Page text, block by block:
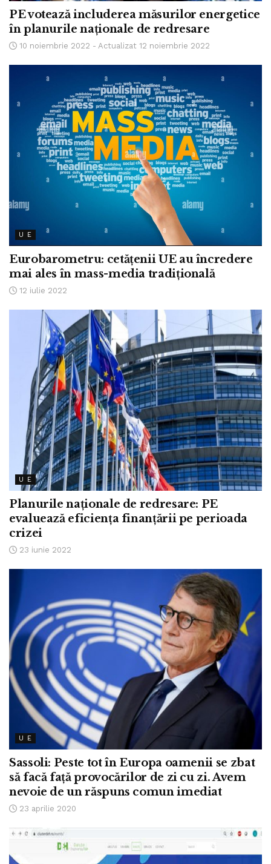
PE votează includerea măsurilor energetice
în planurile naționale de redresare
10 noiembrie 2022 - Actualizat 12 noiembrie 2022
U E
Eurobarometru: cetățenii UE au încredere
mai ales în mass-media tradițională
12 iulie 2022
U E
Planurile naționale de redresare: PE
evaluează eficiența finanțării pe perioada
crizei
23 iunie 2022
U E
Sassoli: Peste tot în Europa oamenii se zbat
să facă față provocărilor de zi cu zi. Avem
nevoie de un răspuns comun imediat
23 aprilie 2020